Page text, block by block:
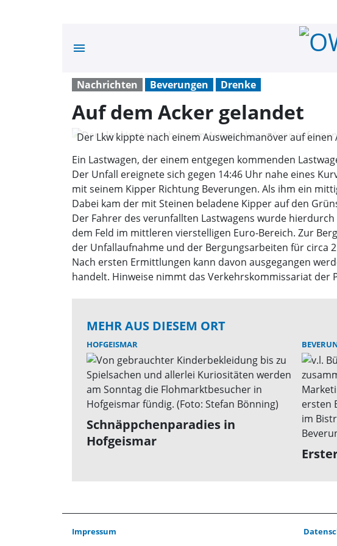
menu
Nachrichten Beverungen Drenke
Auf dem Acker gelandet
Der Lkw kippte nach einem Ausweichmanöver auf einen
Ein Lastwagen, der einem entgegen kommenden
Der Unfall ereignete sich gegen 14:46 Uhr nahe eines
mit seinem Kipper Richtung Beverungen. Als ihm ein
Dabei kam der mit Steinen beladene Kipper auf den
Der Fahrer des verunfallten Lastwagens wurde
dem Feld im mittleren vierstelligen Euro-Bereich. Zur
der Unfallaufnahme und der Bergungsarbeiten für circa
Nach ersten Ermittlungen kann davon ausgegangen
handelt. Hinweise nimmt das Verkehrskommissariat
MEHR AUS DIESEM ORT
HOFGEISMAR
Schnäppchenparadies in
Hofgeismar
Impressum